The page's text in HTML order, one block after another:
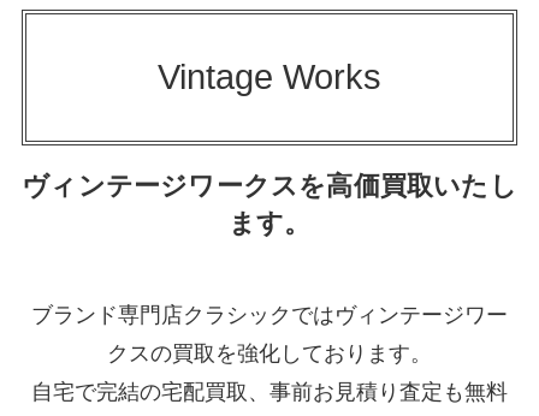
Vintage Works
ヴィンテージワークスを高価買取いたし
ます。
ブランド専門店クラシックではヴィンテージワー
クスの買取を強化しております。
自宅で完結の宅配買取、事前お見積り査定も無料